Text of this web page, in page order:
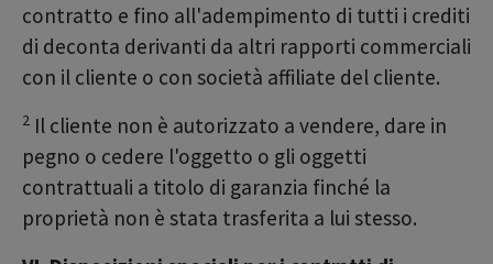
contratto e fino all'adempimento di tutti i crediti
di deconta derivanti da altri rapporti commerciali
con il cliente o con società affiliate del cliente.
2 Il cliente non è autorizzato a vendere, dare in
pegno o cedere l'oggetto o gli oggetti
contrattuali a titolo di garanzia finché la
proprietà non è stata trasferita a lui stesso.